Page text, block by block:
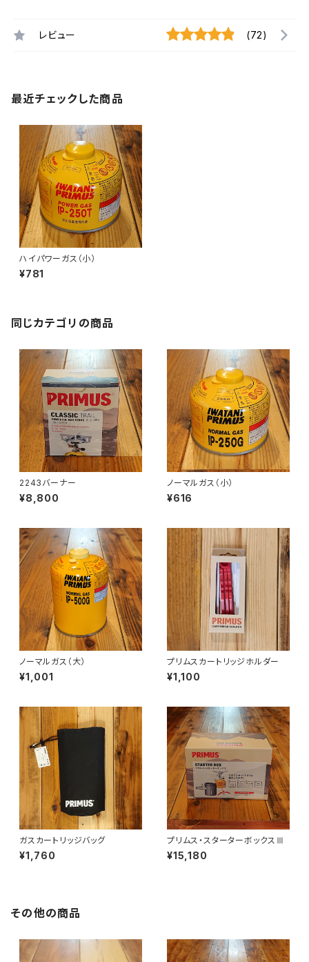
レビュー (72)
最近チェックした商品
ハイパワーガス（小）
¥781
同じカテゴリの商品
2243バーナー
¥8,800
ノーマルガス（小）
¥616
ノーマルガス（大）
¥1,001
プリムスカートリッジホルダー
¥1,100
ガスカートリッジバッグ
¥1,760
プリムス・スターターボックスⅢ
¥15,180
その他の商品